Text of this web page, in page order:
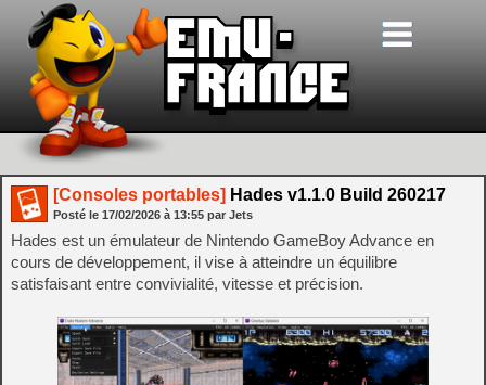
[Consoles portables] Hades v1.1.0 Build 260217
Posté le 17/02/2026 à 13:55 par Jets
Hades est un émulateur de Nintendo GameBoy Advance en
cours de développement, il vise à atteindre un équilibre
satisfaisant entre convivialité, vitesse et précision.